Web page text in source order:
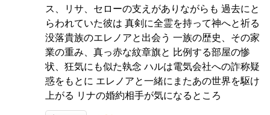
ス、リサ、セローの支えがありながらも 過去にと
らわれていた彼は 真剣に全霊を持って神へと祈る
没落貴族のエレノアと出会う 一族の歴史、その家
業の重み、真っ赤な紋章旗と 比例する部屋の惨
状、狂気にも似た執念 ハルは電気会社への詐称疑
惑をもとに エレノアと一緒にまたあの世界を駆け
上がる リナの婚約相手が気になるところ